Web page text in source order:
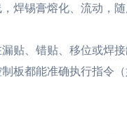
焊锡膏熔化、流动，
贴、错贴、移位或焊
板都能准确执行指令